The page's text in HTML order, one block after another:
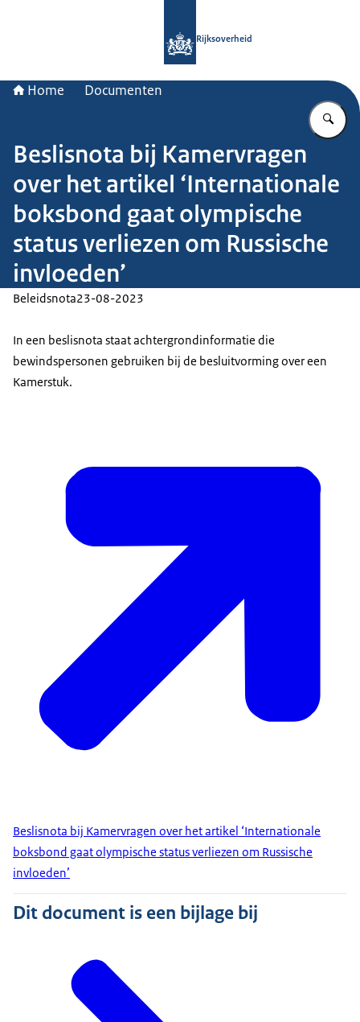
Rijksoverheid
Home Documenten
Beslisnota bij Kamervragen
over het artikel ‘Internationale
boksbond gaat olympische
status verliezen om Russische
invloeden’
Beleidsnota23-08-2023
In een beslisnota staat achtergrondinformatie die
bewindspersonen gebruiken bij de besluitvorming over een
Kamerstuk.
Beslisnota bij Kamervragen over het artikel ‘Internationale
boksbond gaat olympische status verliezen om Russische
invloeden’
Dit document is een bijlage bij